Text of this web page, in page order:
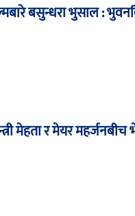
बसुन्धरा भुसाल :
मेहता र मेयर